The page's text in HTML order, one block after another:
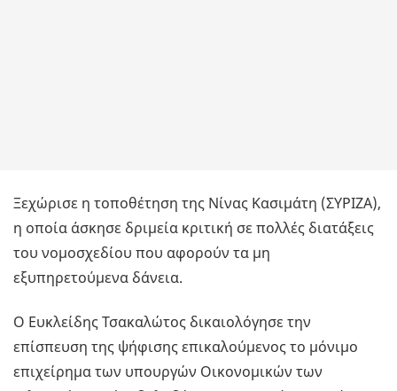
Ξεχώρισε η τοποθέτηση της Νίνας Κασιμάτη (ΣΥΡΙΖΑ),
η οποία άσκησε δριμεία κριτική σε πολλές διατάξεις
του νομοσχεδίου που αφορούν τα μη
εξυπηρετούμενα δάνεια.
Ο Ευκλείδης Τσακαλώτος δικαιολόγησε την
επίσπευση της ψήφισης επικαλούμενος το μόνιμο
επιχείρημα των υπουργών Οικονομικών των